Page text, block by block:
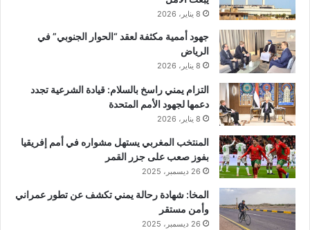
8 يناير، 2026
جهود أممية مكثفة لعقد “الحوار الجنوبي” في
الرياض
8 يناير، 2026
التزام يمني راسخ بالسلام: قيادة الشرعية تجدد
دعمها لجهود الأمم المتحدة
8 يناير، 2026
المنتخب المغربي يستهل مشواره في أمم إفريقيا
بفوز صعب على جزر القمر
26 ديسمبر، 2025
المخا: شهادة رحالة يمني تكشف عن تطور عمراني
وأمن مستقر
26 ديسمبر، 2025